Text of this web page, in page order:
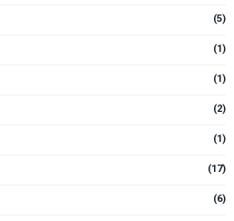
(5)
(1)
(1)
(2)
(1)
(17)
(6)